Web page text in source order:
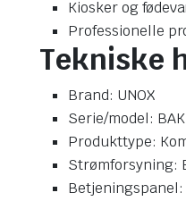
Kiosker og
Professionelle
Tekniske
Brand: UNOX
Serie/model:
Produkttype:
Strømforsyning: